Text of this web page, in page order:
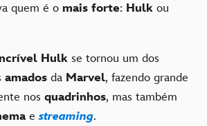
quem é o mais forte: Hulk ou
Hulk se tornou um dos
amados da Marvel, fazendo grande
nos quadrinhos, mas também
estreaming.